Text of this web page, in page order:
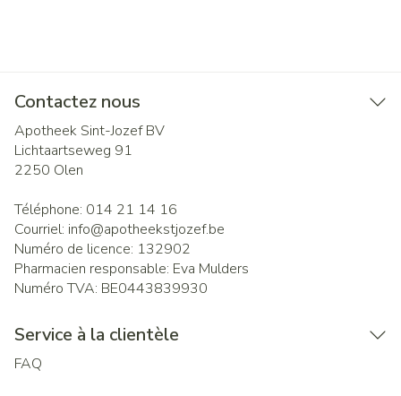
Contactez nous
Apotheek Sint-Jozef BV
Lichtaartseweg 91
2250 Olen
Téléphone: 014 21 14 16
Courriel: info@apotheekstjozef.be
Numéro de licence: 132902
Pharmacien responsable: Eva Mulders
Numéro TVA: BE0443839930
Service à la clientèle
FAQ